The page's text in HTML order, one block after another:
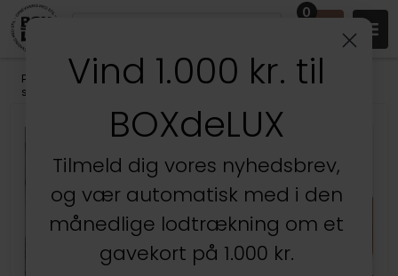
0
Produkter /Kontoret/Kontoropbevaring/
Penneholdere &
skrivebordsorganisering
Kun hos BOXdeLUX
Vind 1.000 kr. til
BOXdeLUX
Tilmeld dig vores nyhedsbrev,
og vær automatisk med i den
månedlige lodtrækning om et
gavekort på 1.000 kr.